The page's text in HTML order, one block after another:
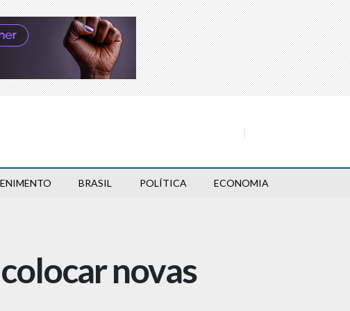
BRASIL POLÍTICA ECONOMIA
novas